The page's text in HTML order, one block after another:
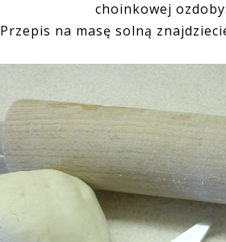
choinkowej
Przepis na masę solną